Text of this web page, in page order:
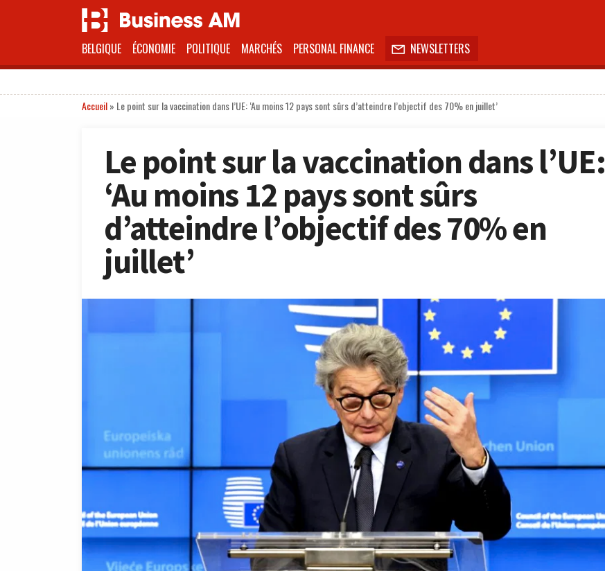
BELGIQUE ÉCONOMIE POLITIQUE MARCHÉS PERSONAL FINANCE  NEWSLETTERS
Accueil» Le point sur la vaccination dans l’UE: ‘Au moins 12 pays sont sûrs d’atteindre l’objectif des 70% en juillet’
Le point sur la vaccination dans l’UE:
‘Au moins 12 pays sont sûrs
d’atteindre l’objectif des 70% en
juillet’